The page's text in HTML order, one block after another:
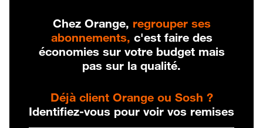
Chez Orange, regrouper ses
abonnements, c'est faire des
économies sur votre budget mais
pas sur la qualité.
Déjà client Orange ou Sosh ?
Identifiez-vous pour voir vos remises